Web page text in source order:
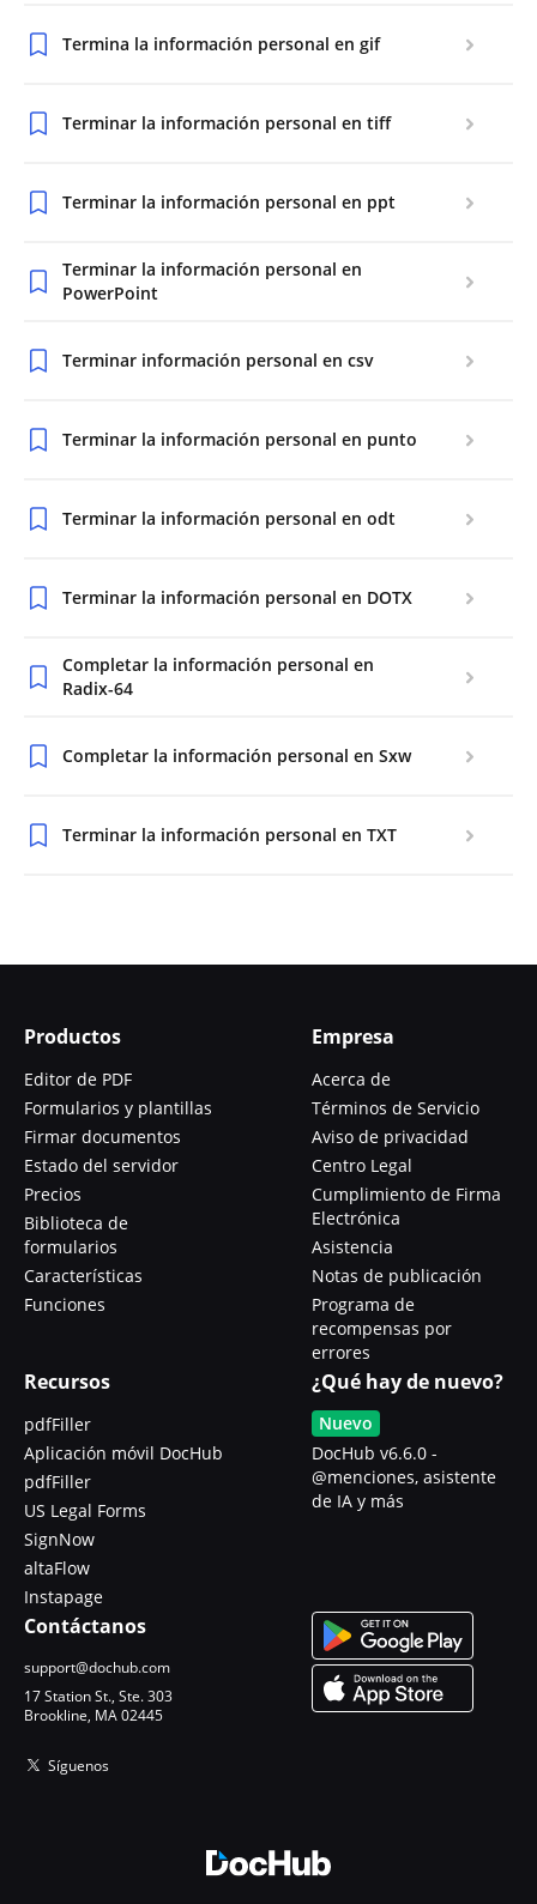
Termina la información personal en gif
Terminar la información personal en tiff
Terminar la información personal en ppt
Terminar la información personal en
PowerPoint
Terminar información personal en csv
Terminar la información personal en punto
Terminar la información personal en odt
Terminar la información personal en DOTX
Completar la información personal en
Radix-64
Completar la información personal en Sxw
Terminar la información personal en TXT
Productos
Editor de PDF
Formularios y plantillas
Firmar documentos
Estado del servidor
Precios
Biblioteca de
formularios
Características
Funciones
Empresa
Acerca de
Términos de Servicio
Aviso de privacidad
Centro Legal
Cumplimiento de Firma
Electrónica
Asistencia
Notas de publicación
Programa de
recompensas por
errores
Recursos
pdfFiller
Aplicación móvil DocHub
pdfFiller
US Legal Forms
SignNow
altaFlow
Instapage
¿Qué hay de nuevo?
Nuevo
DocHub v6.6.0 -
@menciones, asistente
de IA y más
Contáctanos
support@dochub.com
17 Station St., Ste. 303
Brookline, MA 02445
Síguenos